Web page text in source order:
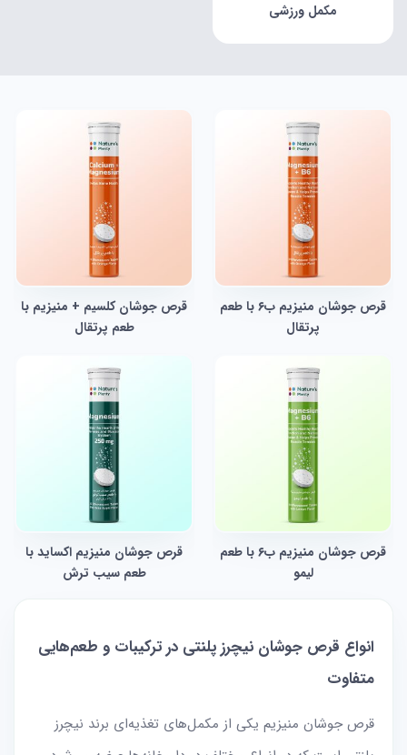
مکمل ورزشی
قرص جوشان منیزیم ب۶ با طعم
پرتقال
قرص جوشان کلسیم + منیزیم با
طعم پرتقال
قرص جوشان منیزیم ب۶ با طعم
لیمو
قرص جوشان منیزیم اکساید با
طعم سیب ترش
انواع قرص جوشان نیچرز پلنتی در ترکیبات و طعم‌هایی
متفاوت
قرص جوشان منیزیم یکی از مکمل‌های تغذیه‌ای برند نیچرز